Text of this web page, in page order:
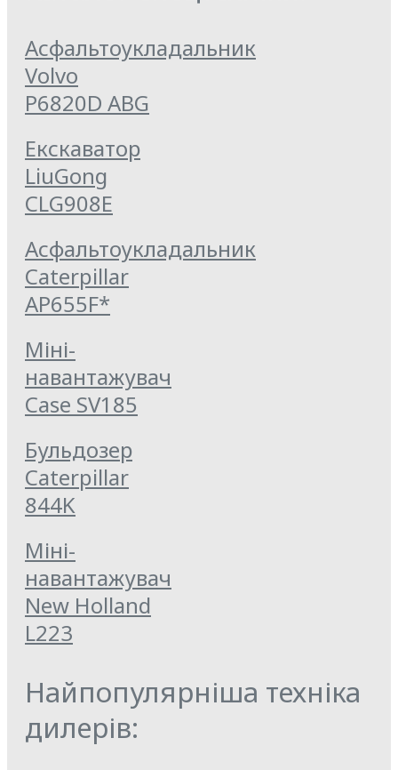
Асфальтоукладальник
Volvo
P6820D ABG
Екскаватор
LiuGong
CLG908E
Асфальтоукладальник
Caterpillar
AP655F*
Міні-
навантажувач
Case SV185
Бульдозер
Caterpillar
844K
Міні-
навантажувач
New Holland
L223
Найпопулярніша техніка
дилерів: